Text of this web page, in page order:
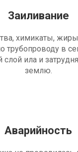
Заиливание
химикаты,
трубопроводу в
слой ила и
землю.
Аварийность